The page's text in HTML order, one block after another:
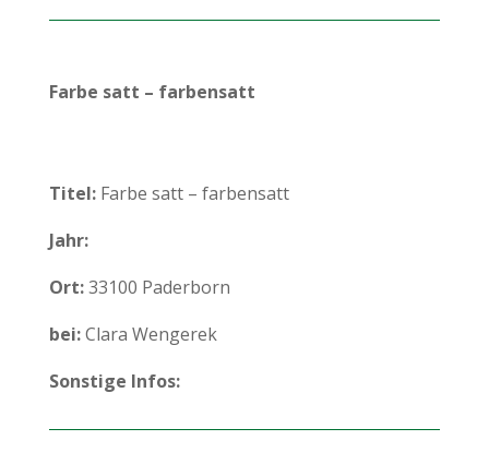
Farbe satt – farbensatt
Titel: Farbe satt – farbensatt
Jahr:
Ort:33100 Paderborn
bei:Clara Wengerek
Sonstige Infos: